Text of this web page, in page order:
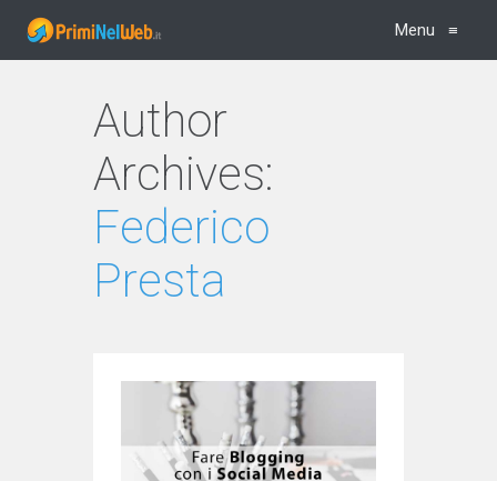
Menu ≡
Author
Archives:
Federico
Presta